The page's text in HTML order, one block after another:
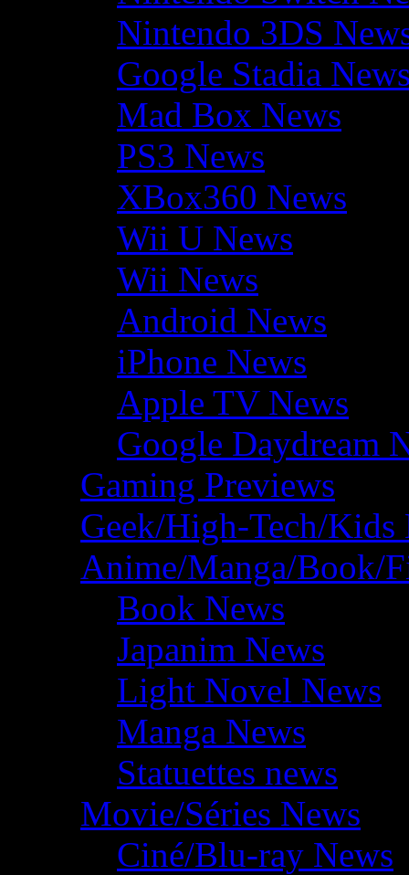
Nintendo 3DS
Google Stadia
Mad Box News
PS3 News
XBox360 News
Wii U News
Wii News
Android News
iPhone News
Apple TV News
Google Daydream
Gaming Previews
Geek/High-Tech/Kids
Anime/Manga/Book/
Book News
Japanim News
Light Novel News
Manga News
Statuettes news
Movie/Séries News
Ciné/Blu-ray News